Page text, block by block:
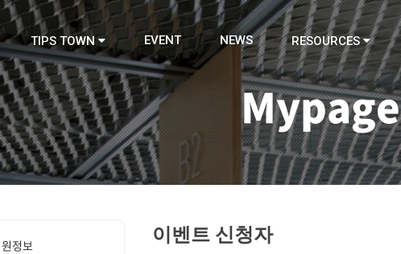
TIPS TOWN EVENT NEWS RESOURCES
Mypage
이벤트 신청자
정보